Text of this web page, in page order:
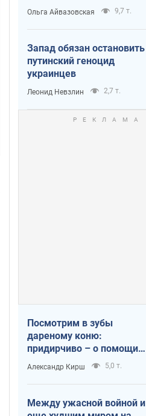
Ольга Айвазовская 9,7 т.
Запад обязан остановить
путинский геноцид
украинцев
Леонид Невзлин 2,7 т.
Посмотрим в зубы
дареному коню:
придирчиво – о помощи
Украине
Александр Кирш 5,0 т.
Между ужасной войной и